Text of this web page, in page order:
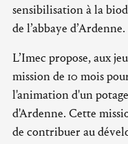
sensibilisation à la
de l’abbaye d’Ardenne.
L’Imec propose, aux
mission de 10 mois
l'animation d'un
d'Ardenne. Cette
de contribuer au